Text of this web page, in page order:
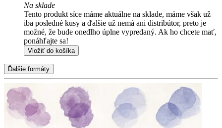
Na sklade
Tento produkt síce máme aktuálne na sklade, máme však už
iba posledné kusy a ďalšie už nemá ani distribútor, preto je
možné, že bude onedlho úplne vypredaný. Ak ho chcete mať,
ponáhľajte sa!
Vložiť do košíka
Ďalšie formáty